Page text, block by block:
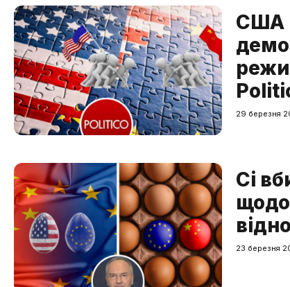
США
29 березня
Сі
23 березня